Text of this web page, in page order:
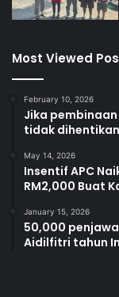
Most Viewed
February 10, 2026
Jika
tidak
May 14, 2026
Insentif APC
RM2,000 Buat
January 15, 2026
50,000
Aidilfitri tahun